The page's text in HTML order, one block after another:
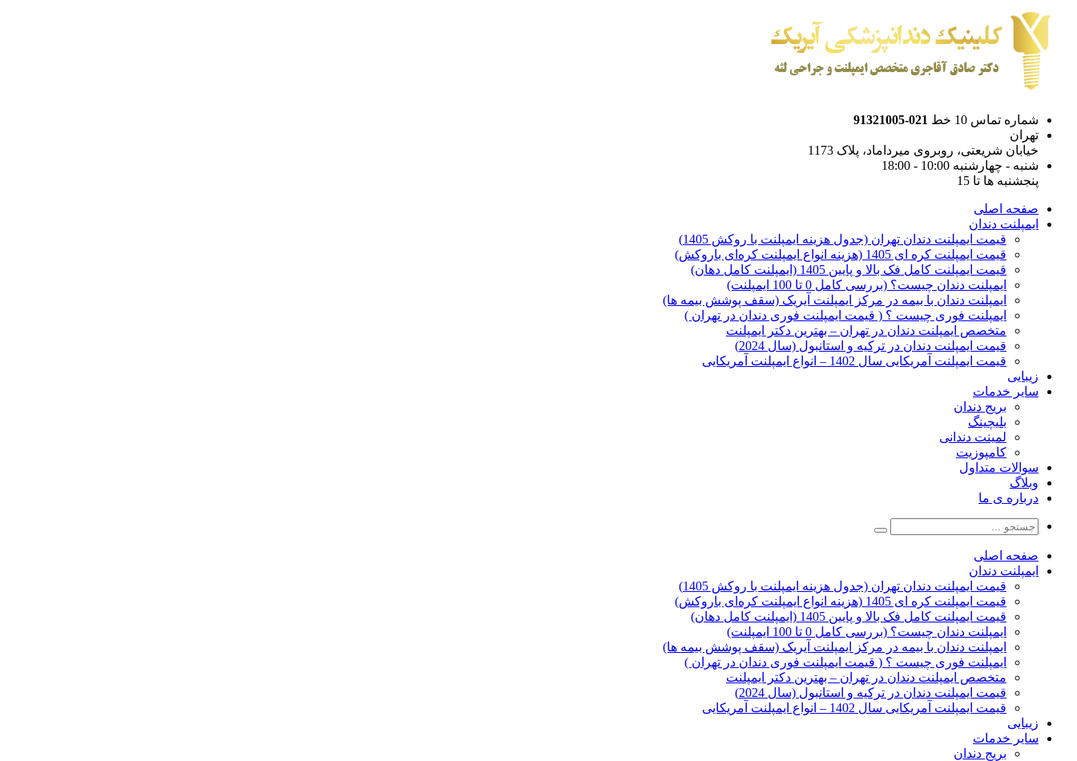
شماره تماس 10 خط
021-91321005
تهران
خیابان شریعتی، روبروی میرداماد، پلاک 1173
شنبه - چهارشنبه 10:00 - 18:00
پنجشنبه ها تا 15
صفحه اصلی
ایمپلنت دندان
قیمت ایمپلنت دندان تهران (جدول هزینه ایمپلنت با روکش 1405)
قیمت ایمپلنت کره ای‌ 1405 (هزینه انواع ایمپلنت کره‌ای با‌روکش)
قیمت ایمپلنت کامل فک بالا و پایین 1405 (ایمپلنت کامل دهان)
ایمپلنت دندان چیست؟ (بررسی کامل 0 تا 100 ایمپلنت)
ایمپلنت دندان با بیمه در مرکز ایمپلنت آیریک (سقف پوشش بیمه ها)
ایمپلنت فوری چیست ؟ ( قیمت ایمپلنت فوری دندان در تهران )
متخصص ایمپلنت دندان در تهران – بهترین دکتر ایمپلنت
قیمت ایمپلنت دندان در ترکیه و استانبول (سال 2024)
قیمت ایمپلنت آمریکایی سال 1402 – انواع ایمپلنت آمریکایی
زیبایی
سایر خدمات
بریج دندان
بلیچینگ
لمینت دندانی
کامپوزیت
سوالات متداول
وبلاگ
درباره ی ما
صفحه اصلی
ایمپلنت دندان
قیمت ایمپلنت دندان تهران (جدول هزینه ایمپلنت با روکش 1405)
قیمت ایمپلنت کره ای‌ 1405 (هزینه انواع ایمپلنت کره‌ای با‌روکش)
قیمت ایمپلنت کامل فک بالا و پایین 1405 (ایمپلنت کامل دهان)
ایمپلنت دندان چیست؟ (بررسی کامل 0 تا 100 ایمپلنت)
ایمپلنت دندان با بیمه در مرکز ایمپلنت آیریک (سقف پوشش بیمه ها)
ایمپلنت فوری چیست ؟ ( قیمت ایمپلنت فوری دندان در تهران )
متخصص ایمپلنت دندان در تهران – بهترین دکتر ایمپلنت
قیمت ایمپلنت دندان در ترکیه و استانبول (سال 2024)
قیمت ایمپلنت آمریکایی سال 1402 – انواع ایمپلنت آمریکایی
زیبایی
سایر خدمات
بریج دندان